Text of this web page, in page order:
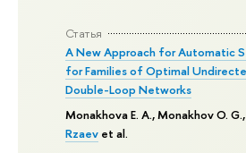
Статья
A New Approach for Automatic
for Families of Optimal
Double-Loop Networks
Monakhova E. A., Monakhov O.
Rzaev et al.